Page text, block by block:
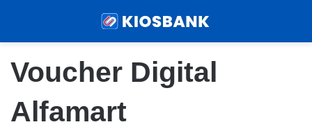
Voucher Digital
Alfamart